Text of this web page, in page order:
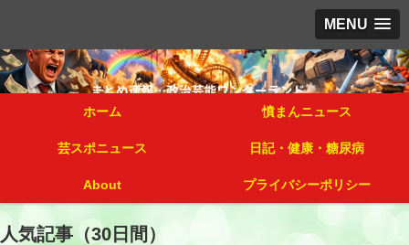
MENU
ホーム 憤まんニュース
芸スポニュース 日記・健康・糖尿病
About プライバシーポリシー
人気記事（30日間）